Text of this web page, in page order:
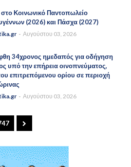
Κοινωνικό Παντοπωλείο
(2026) και Πάσχα (2027)
Αυγούστου 03, 2026
34χρονος ημεδαπός για οδήγηση
υπό την επήρεια οινοπνεύματος,
επιτρεπόμενου ορίου σε περιοχή
Αυγούστου 03, 2026